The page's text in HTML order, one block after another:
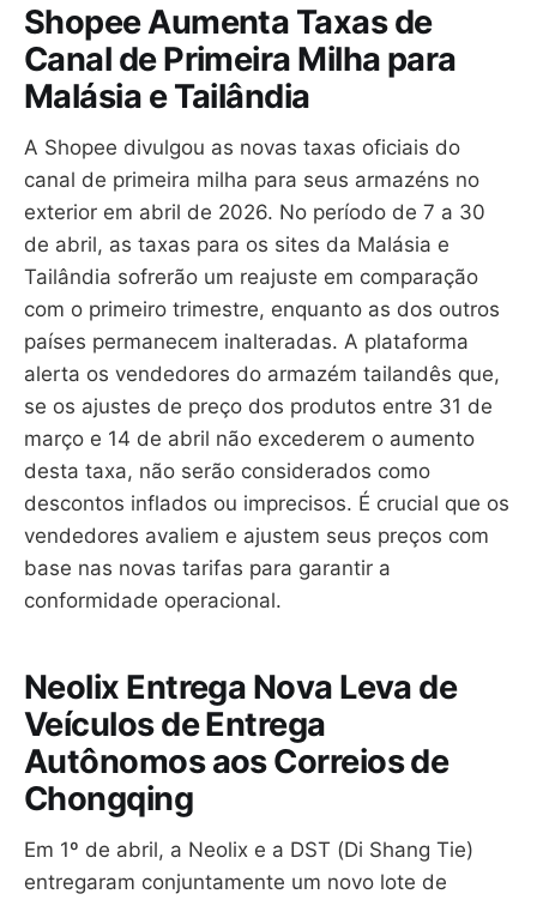
Shopee Aumenta Taxas de
Canal de Primeira Milha para
Malásia e Tailândia
A Shopee divulgou as novas taxas oficiais do
canal de primeira milha para seus armazéns no
exterior em abril de 2026. No período de 7 a 30
de abril, as taxas para os sites da Malásia e
Tailândia sofrerão um reajuste em comparação
com o primeiro trimestre, enquanto as dos outros
países permanecem inalteradas. A plataforma
alerta os vendedores do armazém tailandês que,
se os ajustes de preço dos produtos entre 31 de
março e 14 de abril não excederem o aumento
desta taxa, não serão considerados como
descontos inflados ou imprecisos. É crucial que os
vendedores avaliem e ajustem seus preços com
base nas novas tarifas para garantir a
conformidade operacional.
Neolix Entrega Nova Leva de
Veículos de Entrega
Autônomos aos Correios de
Chongqing
Em 1º de abril, a Neolix e a DST (Di Shang Tie)
entregaram conjuntamente um novo lote de